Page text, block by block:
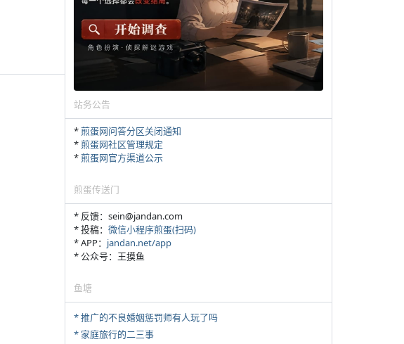
站务公告
*煎蛋网问答分区关闭通知
*煎蛋网社区管理规定
*煎蛋网官方渠道公示
煎蛋传送门
* 反馈：sein@jandan.com
* 投稿： 微信小程序煎蛋(扫码)
* APP： jandan.net/app
* 公众号：王摸鱼
鱼塘
* 推广的不良婚姻惩罚师有人玩了吗
* 家庭旅行的二三事